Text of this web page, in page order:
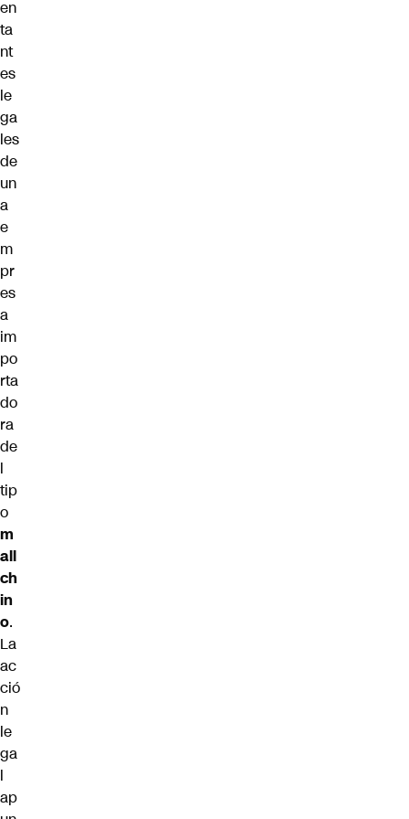
en
ta
nt
es
le
ga
les
de
un
a
e
m
pr
es
a
im
po
rta
do
ra
de
l
tip
o
m
all
ch
in
o.
La
ac
ció
n
le
ga
l
ap